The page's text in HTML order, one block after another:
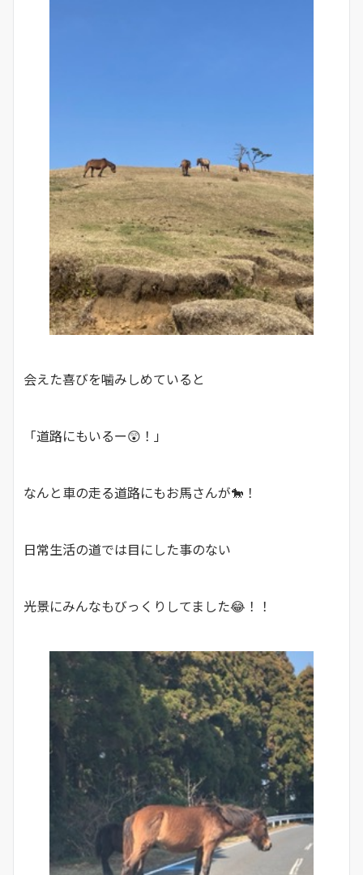
会えた喜びを噛みしめていると
「道路にもいるー😲！」
なんと車の走る道路にもお馬さんが🐎！
日常生活の道では目にした事のない
光景にみんなもびっくりしてました😂！！